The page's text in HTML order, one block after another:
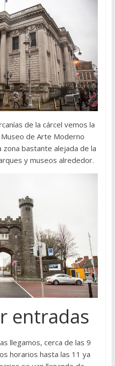
de la cárcel vemos la
de Arte Moderno
zona bastante alejada de la
y museos alrededor.
entradas
llegamos, cerca de las 9
horarios hasta las 11 ya